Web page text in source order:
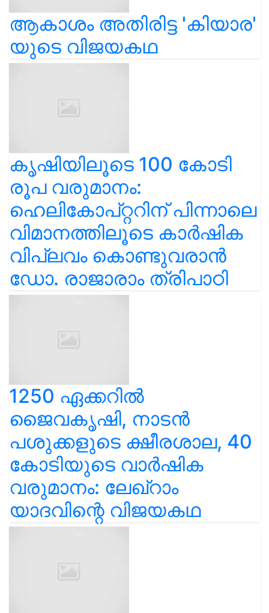
ആകാശം അതിരിട്ട 'കിയാര'
യുടെ വിജയകഥ
കൃഷിയിലൂടെ 100 കോടി
രൂപ വരുമാനം:
ഹെലികോപ്റ്ററിന് പിന്നാലെ
വിമാനത്തിലൂടെ കാർഷിക
വിപ്ലവം കൊണ്ടുവരാൻ
ഡോ. രാജാരാം ത്രിപാഠി
1250 ഏക്കറിൽ
ജൈവകൃഷി, നാടൻ
പശുക്കളുടെ ക്ഷീരശാല, 40
കോടിയുടെ വാർഷിക
വരുമാനം: ലേഖ്‌റാം
യാദവിന്റെ വിജയകഥ